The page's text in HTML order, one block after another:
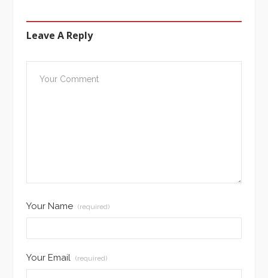
Leave A Reply
Your Name (required)
Your Email (required)